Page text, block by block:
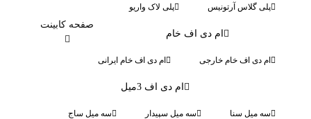
پلی گلاس آرتونیس پلی لاک واریو
ام دی اف خام
ام دی اف خام خارجی ام دی اف خام ایرانی
ام دی اف 3میل
سه میل سنا سه میل سپیدار سه میل ساج
صفحه کابینت